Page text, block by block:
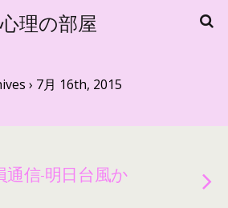
心理の部屋
› 7月 16th, 2015
通信-明日台風か